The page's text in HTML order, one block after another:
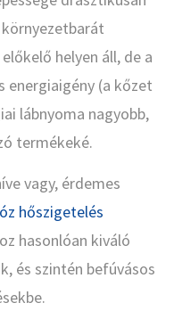
helyen áll, de a
energiaigény (a kőzet
lábnyoma nagyobb,
termékeké.
vagy, érdemes
hőszigetelés
hasonlóan kiváló
és szintén befúvásos